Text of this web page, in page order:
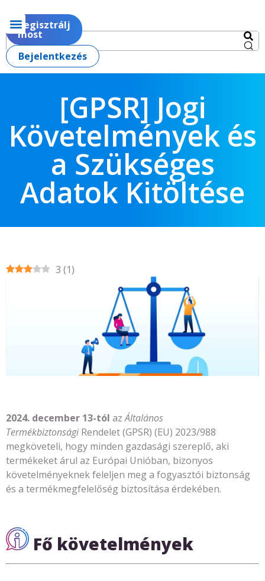
Regisztrálj
most
Bejelentkezés
[GPSR] Jogi
Követelmények és
a Szükséges
Adatok Kitöltése
3 (1)
2024. december 13-tól azÁltalános
Termékbiztonsági Rendelet (GPSR) (EU) 2023/988
megköveteli, hogy minden gazdasági szereplő, aki
termékeket árul az Európai Unióban, bizonyos
követelményeknek feleljen meg a fogyasztói biztonság
és a termékmegfelelőség biztosítása érdekében.
Fő követelmények